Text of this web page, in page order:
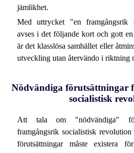
jämlikhet.
Med uttrycket "en framgångsrik
avses i det följande kort och gott
är det klasslösa samhället eller
utveckling utan återvändo i riktning
Nödvändiga förutsättningar
socialistisk
Att tala om "nödvändiga"
framgångsrik socialistisk
förutsättningar måste existera